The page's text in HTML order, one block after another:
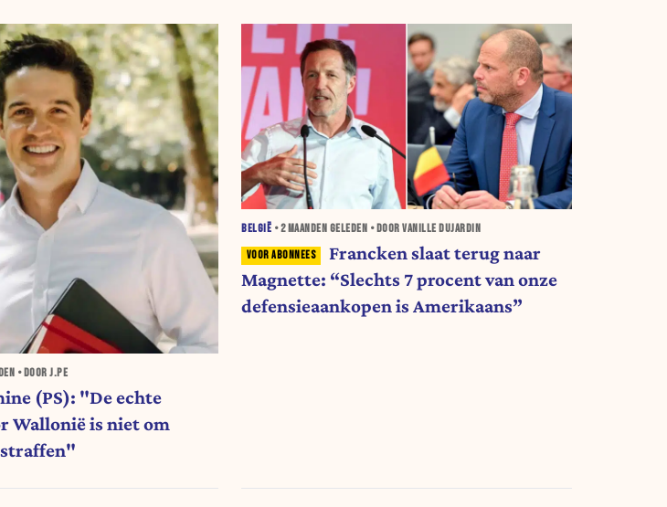
• DOOR J.PE
(PS): "De echte
Wallonië is niet om
BELGIË •2 MAANDEN GELEDEN • DOOR VANILLE DUJARDIN
Francken slaat terug naar
Magnette: “Slechts 7 procent van onze
defensieaankopen is Amerikaans”